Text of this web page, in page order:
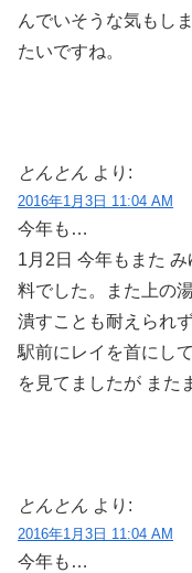
んでいそうな気もし
たいですね。
とんとん より:
2016年1月3日 11:04 AM
今年も…
1月2日 今年もまた
料でした。また上の
潰すことも耐えられ
駅前にレイを首にし
を見てましたが また
とんとん より:
2016年1月3日 11:04 AM
今年も…